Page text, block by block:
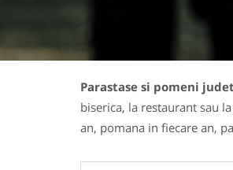
Parastase si pomeni
biserica, la restaurant sau
an, pomana in fiecare an,